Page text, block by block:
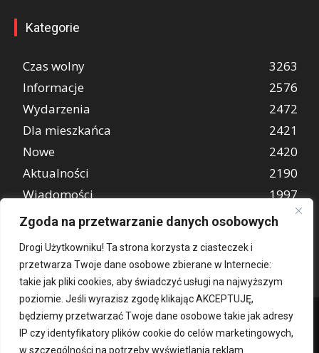
Zgoda na przetwarzanie danych osobowych
Drogi Użytkowniku! Ta strona korzysta z ciasteczek i
przetwarza Twoje dane osobowe zbierane w Internecie:
takie jak pliki cookies, aby świadczyć usługi na najwyższym
poziomie. Jeśli wyrazisz zgodę klikając AKCEPTUJĘ,
będziemy przetwarzać Twoje dane osobowe takie jak adresy
IP czy identyfikatory plików cookie do celów marketingowych,
w szczególności na potrzeby wyświetlania reklam
Kategorie
Czas wolny
3263
Informacje
2576
Wydarzenia
2472
Dla mieszkańca
2421
Nowe
2420
Aktualności
2190
Wiadomości
1997
REKLAMA
849